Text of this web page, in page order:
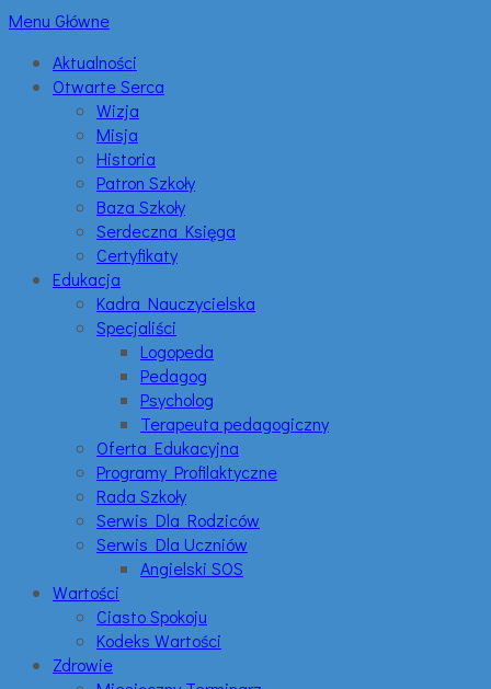
Menu Główne
Aktualności
Otwarte Serca
Wizja
Misja
Historia
Patron Szkoły
Baza Szkoły
Serdeczna Księga
Certyfikaty
Edukacja
Kadra Nauczycielska
Specjaliści
Logopeda
Pedagog
Psycholog
Terapeuta pedagogiczny
Oferta Edukacyjna
Programy Profilaktyczne
Rada Szkoły
Serwis Dla Rodziców
Serwis Dla Uczniów
Angielski SOS
Wartości
Ciasto Spokoju
Kodeks Wartości
Zdrowie